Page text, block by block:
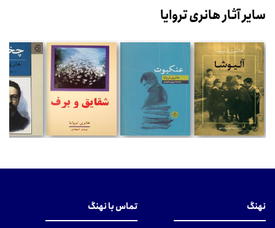
سایر آثار هانری تروایا
نهنگ تماس با نهنگ